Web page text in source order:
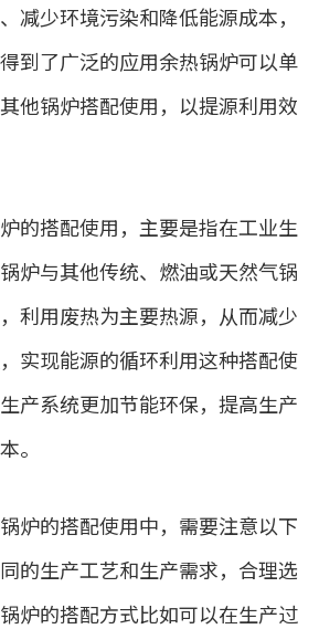
减少环境污染和降低能源成本，
到了广泛的应用余热锅炉可以单
他锅炉搭配使用，以提源利用效
的搭配使用，主要是指在工业生
炉与其他传统、燃油或天然气锅
利用废热为主要热源，从而减少
实现能源的循环利用这种搭配使
产系统更加节能环保，提高生产
。
炉的搭配使用中，需要注意以下
的生产工艺和生产需求，合理选
炉的搭配方式比如可以在生产过